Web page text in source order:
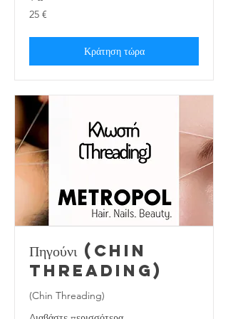
25
ευρώ
25 €
Κράτηση τώρα
Πηγούνι (Chin
Threading)
(Chin Threading)